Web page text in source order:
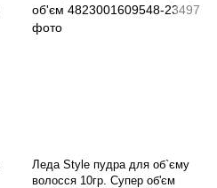
Леда Style пудра для об`єму
волосся 10гр. Супер об'єм